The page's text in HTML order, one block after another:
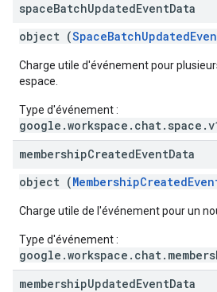
spaceBatchUpdatedEventData
object (
Charge utile d'événement pour
espace.
Type d'événement :
membershipCreatedEventData
object (
Charge utile de l'événement pour un
Type d'événement :
membershipUpdatedEventData